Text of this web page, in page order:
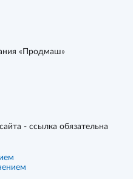
«Продмаш»
- ссылка обязательна